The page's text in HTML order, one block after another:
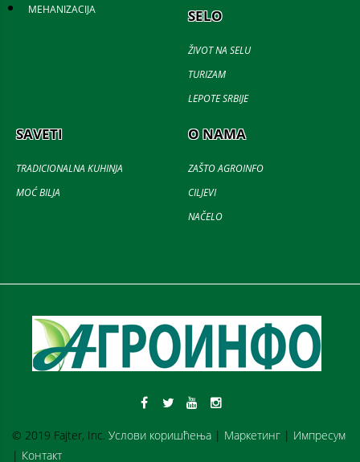
MEHANIZACIJA SELO
ŽIVOT NA SELU
TURIZAM
LEPOTE SRBIJE
SAVETI
TRADICIONALNA KUHINJA
MOĆ BILJA
O NAMA
ZAŠTO AGROINFO
CILJEVI
NAČELO
© 2019 Fajter, Inc. Услови коришћења | Маркетинг | Импресум
| Контакт